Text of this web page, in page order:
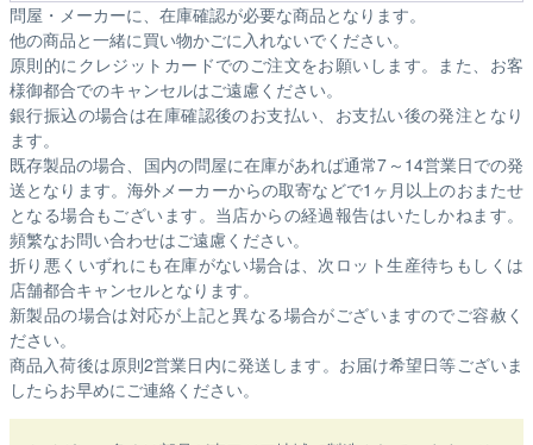
問屋・メーカーに、在庫確認が必要な商品となります。
他の商品と一緒に買い物かごに入れないでください。
原則的にクレジットカードでのご注文をお願いします。また、お客
様御都合でのキャンセルはご遠慮ください。
銀行振込の場合は在庫確認後のお支払い、お支払い後の発注となり
ます。
既存製品の場合、国内の問屋に在庫があれば通常7～14営業日での発
送となります。海外メーカーからの取寄などで1ヶ月以上のおまたせ
となる場合もございます。 当店からの経過報告はいたしかねます。
頻繁なお問い合わせはご遠慮ください。
折り悪くいずれにも在庫がない場合は、次ロット生産待ちもしくは
店舗都合キャンセルとなります。
新製品の場合は対応が上記と異なる場合がございますのでご容赦く
ださい。
商品入荷後は原則2営業日内に発送します。お届け希望日等ございま
したらお早めにご連絡ください。